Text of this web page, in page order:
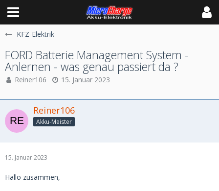
KFZ-Elektrik
FORD Batterie Management System -
Anlernen - was genau passiert da ?
Reiner106 15. Januar 2023
Reiner106
Akku-Meister
15. Januar 2023
Hallo zusammen,